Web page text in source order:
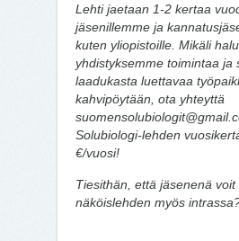
Lehti jaetaan 1-2 kertaa
jäsenillemme ja
kuten yliopistoille. Mikäli
yhdistyksemme toimintaa ja
laadukasta luettavaa
kahvipöytään, ota yhteyttä
Solubiologi-lehden
€/vuosi!
Tiesithän, että jäsenenä voit
näköislehden myös